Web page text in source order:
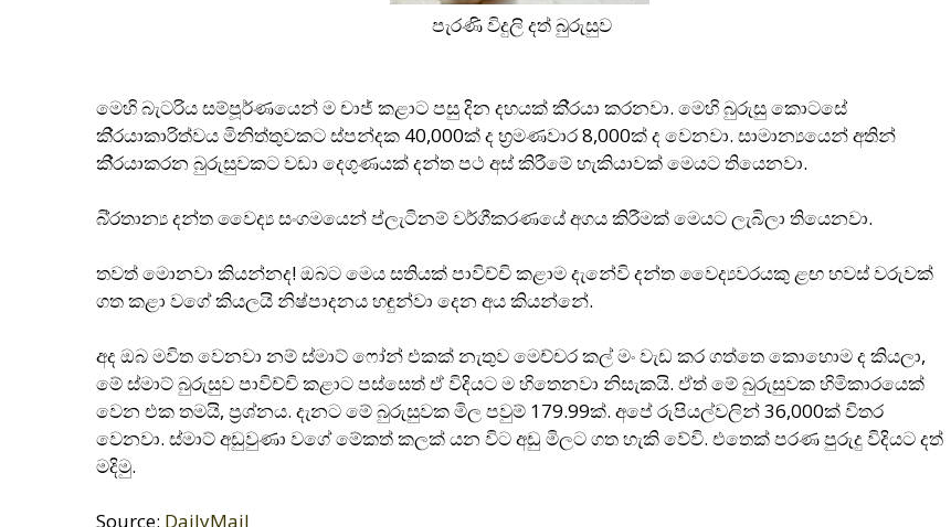
පැරණි විදුලි දත් බුරුසුව
මෙහි බැටරිය සම්පූර්ණයෙන් ම චාජ් කළාට පසු දින දහයක් කි‍්‍රයා කරනවා. මෙහි බුරුසු කොටසේ
කි‍්‍රයාකාරිත්වය මිනිත්තුවකට ස්පන්දක 40,000ක් ද භ‍්‍රමණවාර 8,000ක් ද වෙනවා. සාමාන්‍යයෙන් අතින්
කි‍්‍රයාකරන බුරුසුවකට වඩා දෙගුණයක් දන්ත පථ අස් කිරීමේ හැකියාවක් මෙයට තියෙනවා.
බි‍්‍රතාන්‍ය දන්ත වෛද්‍ය සංගමයෙන් ප්ලැටිනම් වර්ගීකරණයේ අගය කිරීමක් මෙයට ලැබිලා තියෙනවා.
තවත් මොනවා කියන්නද! ඔබට මෙය සතියක් පාවිච්චි කළාම දැනේවි දන්ත වෛද්‍යවරයකු ළඟ හවස් වරුවක්
ගත කළා වගේ කියලයි නිෂ්පාදනය හඳුන්වා දෙන අය කියන්නේ.
අද ඔබ මවිත වෙනවා නම් ස්මාට් ෆෝන් එකක් නැතුව මෙච්චර කල් මං වැඩ කර ගත්තෙ කොහොම ද කියලා,
මේ ස්මාට් බුරුසුව පාවිච්චි කළාට පස්සෙත් ඒ විදියට ම හිතෙනවා නිසැකයි. ඒත් මේ බුරුසුවක හිමිකාරයෙක්
වෙන එක තමයි, ප‍්‍රශ්නය. දැනට මේ බුරුසුවක මිල පවුම් 179.99ක්. අපේ රුපියල්වලින් 36,000ක් විතර
වෙනවා. ස්මාට් අඩුවුණා වගේ මේකත් කලක් යන විට අඩු මිලට ගත හැකි වේවි. එතෙක් පරණ පුරුදු විදියට දත්
මදිමු.
Source: DailyMail